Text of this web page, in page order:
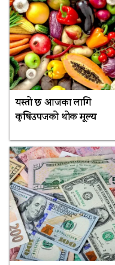
यस्तो छ आजका लागि
कृषिउपजको थोक मूल्य